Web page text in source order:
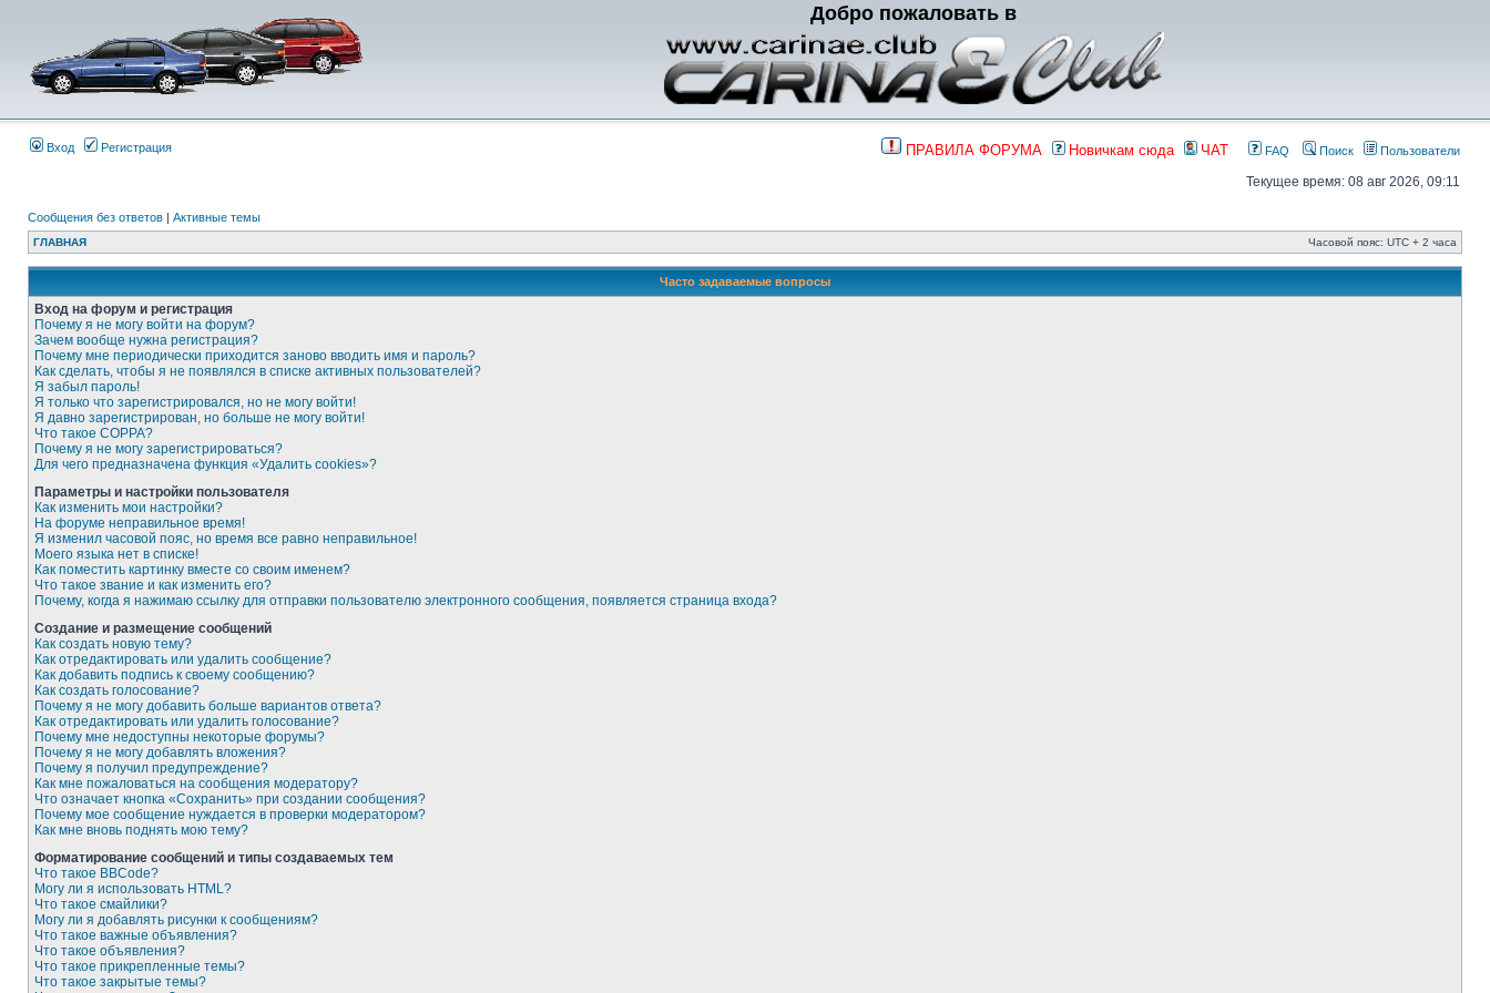
Добро пожаловать в
Вход Регистрация ПРАВИЛА ФОРУМА Новичкам сюда ЧАТ FAQ Поиск Пользователи
Текущее время: 08 авг 2026, 09:11
Сообщения без ответов | Активные темы
ГЛАВНАЯ Часовой пояс: UTC + 2 часа
Часто задаваемые вопросы
Вход на форум и регистрация
Почему я не могу войти на форум?
Зачем вообще нужна регистрация?
Почему мне периодически приходится заново вводить имя и пароль?
Как сделать, чтобы я не появлялся в списке активных пользователей?
Я забыл пароль!
Я только что зарегистрировался, но не могу войти!
Я давно зарегистрирован, но больше не могу войти!
Что такое COPPA?
Почему я не могу зарегистрироваться?
Для чего предназначена функция «Удалить cookies»?
Параметры и настройки пользователя
Как изменить мои настройки?
На форуме неправильное время!
Я изменил часовой пояс, но время все равно неправильное!
Моего языка нет в списке!
Как поместить картинку вместе со своим именем?
Что такое звание и как изменить его?
Почему, когда я нажимаю ссылку для отправки пользователю электронного сообщения, появляется страница входа?
Создание и размещение сообщений
Как создать новую тему?
Как отредактировать или удалить сообщение?
Как добавить подпись к своему сообщению?
Как создать голосование?
Почему я не могу добавить больше вариантов ответа?
Как отредактировать или удалить голосование?
Почему мне недоступны некоторые форумы?
Почему я не могу добавлять вложения?
Почему я получил предупреждение?
Как мне пожаловаться на сообщения модератору?
Что означает кнопка «Сохранить» при создании сообщения?
Почему мое сообщение нуждается в проверки модератором?
Как мне вновь поднять мою тему?
Форматирование сообщений и типы создаваемых тем
Что такое BBCode?
Могу ли я использовать HTML?
Что такое смайлики?
Могу ли я добавлять рисунки к сообщениям?
Что такое важные объявления?
Что такое объявления?
Что такое прикрепленные темы?
Что такое закрытые темы?